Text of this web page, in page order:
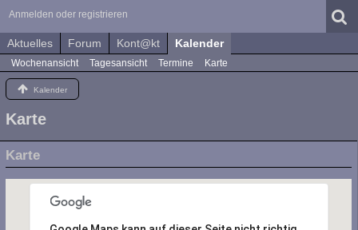
Anmelden oder registrieren
Aktuelles Forum Kont@kt Kalender
Wochenansicht Tagesansicht Termine Karte
Kalender
Karte
Karte